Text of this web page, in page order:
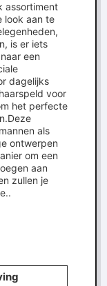
assortiment
look aan te
is er iets
een
dagelijks
voor
het perfecte
als
ontwerpen
om een
aan
zullen je